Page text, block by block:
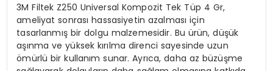
3M Filtek Z250 Universal Kompozit Tek Tüp 4 Gr,
ameliyat sonrası hassasiyetin azalması için
tasarlanmış bir dolgu malzemesidir. Bu ürün, düşük
aşınma ve yüksek kırılma direnci sayesinde uzun
ömürlü bir kullanım sunar. Ayrıca, daha az büzüşme